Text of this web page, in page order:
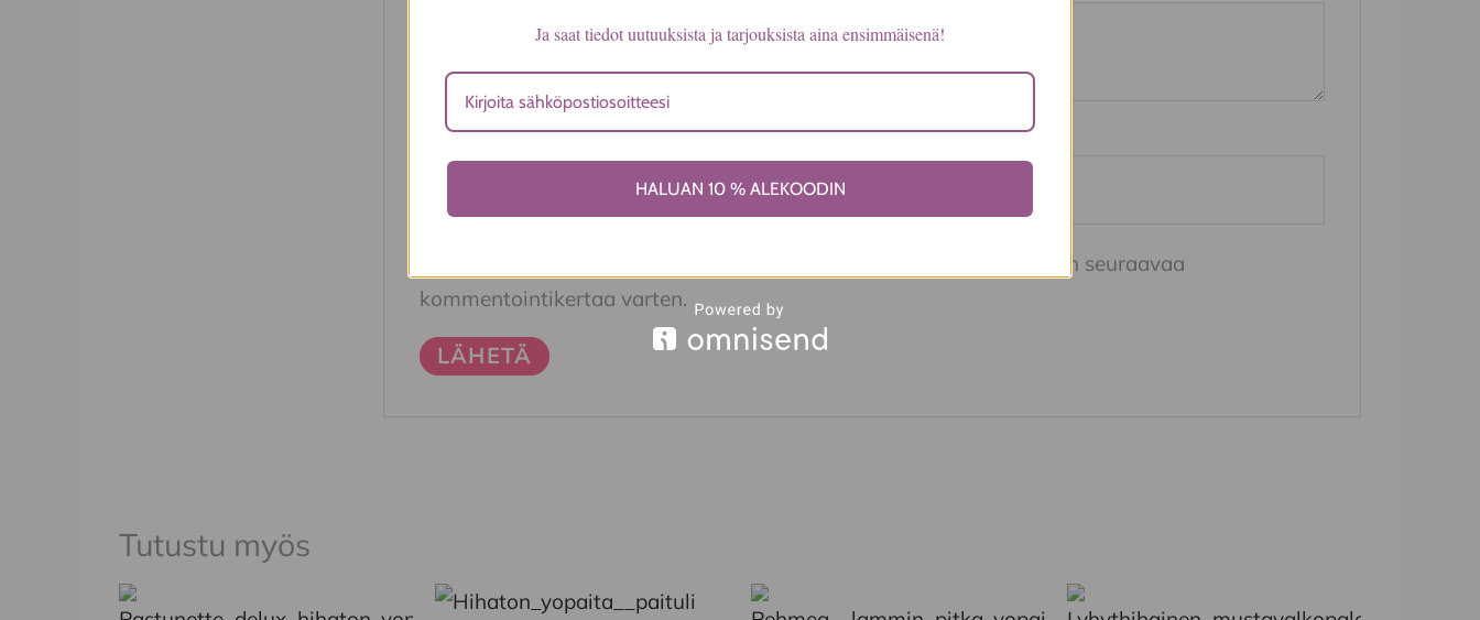
Nimi* Sähköposti*
Tallenna nimeni, sähköpostiosoitteeni ja sivustoni tähän selaimeen seuraavaa
kommentointikertaa varten.
Tutustu myös
Tällä
Tällä
Tällä
Tällä
Ja saat tiedot uutuuksista ja tarjouksista aina ensimmäisenä!
HALUAN 10 % ALEKOODIN